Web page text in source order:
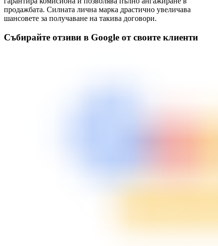
продажбата. Силната лична марка драстично увеличава
шансовете за получаване на такива договори.
Събирайте отзиви в Google от своите клиенти